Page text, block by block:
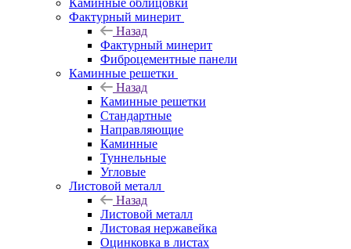
Каминные облицовки
Фактурный минерит
Назад
Фактурный минерит
Фиброцементные панели
Каминные решетки
Назад
Каминные решетки
Стандартные
Направляющие
Каминные
Туннельные
Угловые
Листовой металл
Назад
Листовой металл
Листовая нержавейка
Оцинковка в листах